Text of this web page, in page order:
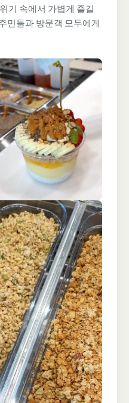
기 속에서 가볍게 즐길
민들과 방문객 모두에게